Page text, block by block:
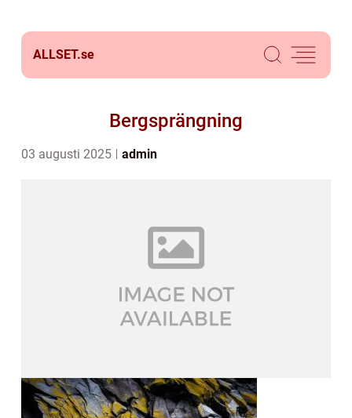
ALLSET.se
Bergsprängning
03 augusti 2025 admin